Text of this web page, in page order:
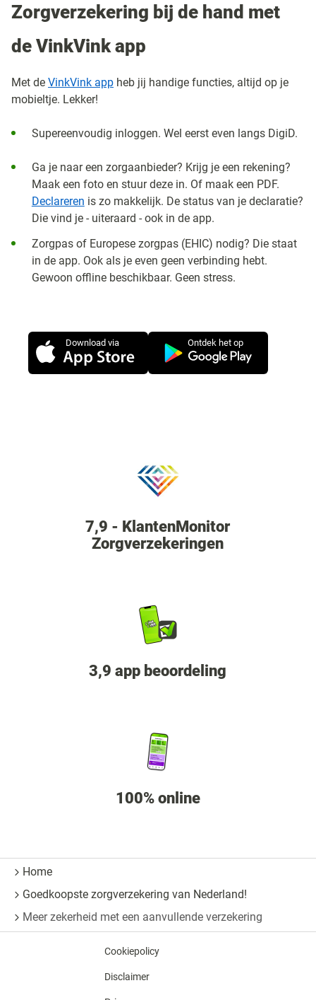
Zorgverzekering bij de hand met
de VinkVink app
Met de VinkVink app heb jij handige functies, altijd op je
mobieltje. Lekker!
Supereenvoudig inloggen. Wel eerst even langs DigiD.
Ga je naar een zorgaanbieder? Krijg je een rekening?
Maak een foto en stuur deze in. Of maak een PDF.
Declareren is zo makkelijk. De status van je declaratie?
Die vind je - uiteraard - ook in de app.
Zorgpas of Europese zorgpas (EHIC) nodig? Die staat
in de app. Ook als je even geen verbinding hebt.
Gewoon offline beschikbaar. Geen stress.
7,9 - KlantenMonitor
Zorgverzekeringen
3,9 app beoordeling
100% online
Home
Goedkoopste zorgverzekering van Nederland!
Meer zekerheid met een aanvullende verzekering
Cookiepolicy
Disclaimer